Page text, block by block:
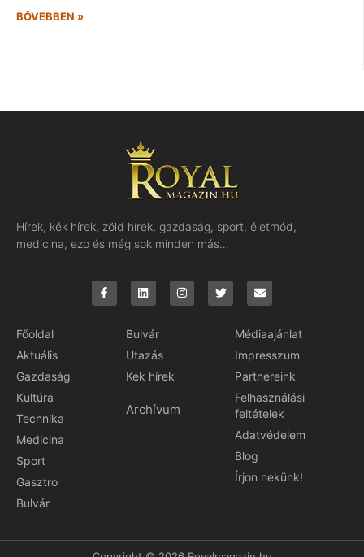
BŐVEBBEN »
Hírek, kék hírek, zöld hírek, gazdaság, sport, életmód,
medicina, ezo és még sok minden más…
Főoldal
Aktuális
Gazdaság
Kultúra
Technika
Medicina
Sport
Gasztro
Bulvár
Bulvár
Utazás
Kék hírek
Archívum
Médiaajánlat
Impresszum
Partnereink
Felhasználási
feltételek
Adatvédelem
Blog
Írjon nekünk!